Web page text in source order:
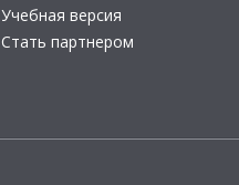
Учебная версия
Стать партнером